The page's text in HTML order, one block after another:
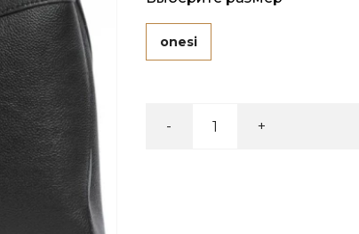
onesi
- +